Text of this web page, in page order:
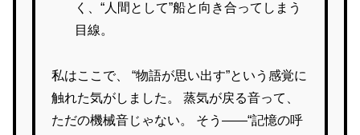
く、“人間として”船と向き合ってしまう
目線。
私はここで、 “物語が思い出す”という感覚に
触れた気がしました。 蒸気が戻る音って、
ただの機械音じゃない。 そう――“記憶の呼